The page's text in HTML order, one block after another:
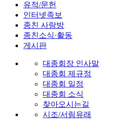
유적/문헌
인터넷족보
종친 사랑방
종친소식·활동
게시판
대종회장 인사말
대종회 제규정
대종회 일정
대종회 소식
찾아오시는길
시조/서림유래